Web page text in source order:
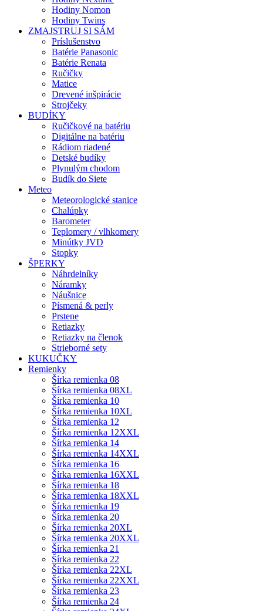
Hodiny Nomon
Hodiny Twins
ZMAJSTRUJ SI SÁM
Príslušenstvo
Batérie Panasonic
Batérie Renata
Ručičky
Matice
Drevené inšpirácie
Strojčeky
BUDÍKY
Ručičkové na batériu
Digitálne na batériu
Rádiom riadené
Detské budíky
Plynulým chodom
Budík do Siete
Meteo
Meteorologické stanice
Chalúpky
Barometer
Teplomery / vlhkomery
Minútky JVD
Stopky
ŠPERKY
Náhrdelníky
Náramky
Náušnice
Písmená & perly
Prstene
Retiazky
Retiazky na členok
Strieborné sety
KUKUČKY
Remienky
Šírka remienka 08
Šírka remienka 08XL
Šírka remienka 10
Šírka remienka 10XL
Šírka remienka 12
Šírka remienka 12XXL
Šírka remienka 14
Šírka remienka 14XXL
Šírka remienka 16
Šírka remienka 16XXL
Šírka remienka 18
Šírka remienka 18XXL
Šírka remienka 19
Šírka remienka 20
Šírka remienka 20XL
Šírka remienka 20XXL
Šírka remienka 21
Šírka remienka 22
Šírka remienka 22XL
Šírka remienka 22XXL
Šírka remienka 23
Šírka remienka 24